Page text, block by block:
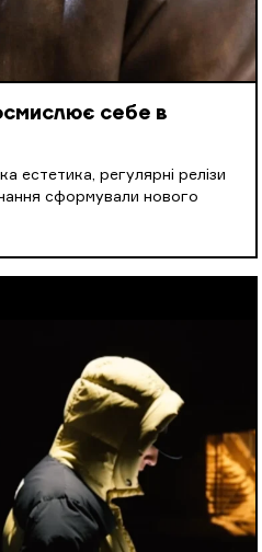
себе в
естетика, регулярні релізи
сформували нового